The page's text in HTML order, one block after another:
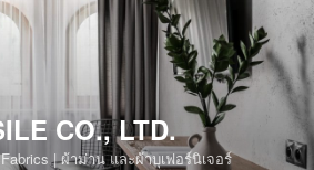
CO., LTD.
| ผ้าม่าน และผ้าบุเฟอร์นิเจอร์